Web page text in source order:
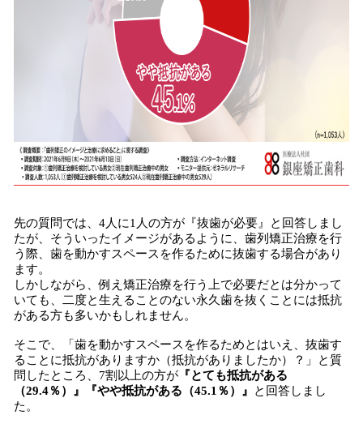
先の質問では、4人に1人の方が『抜歯が必要』と回答しまし
たが、そういったイメージがあるように、歯列矯正治療を行
う際、歯を動かすスペースを作るために抜歯する場合があり
ます。
しかしながら、例え矯正治療を行う上で必要だとは分かって
いても、二度と生えることのない永久歯を抜くことには抵抗
がある方も多いかもしれません。
そこで、「歯を動かすスペースを作るためとはいえ、抜歯す
ることに抵抗がありますか（抵抗がありましたか）？」と質
問したところ、7割以上の方が 『とても抵抗がある
（29.4％）』『やや抵抗がある（45.1％）』
と回答しまし
た。